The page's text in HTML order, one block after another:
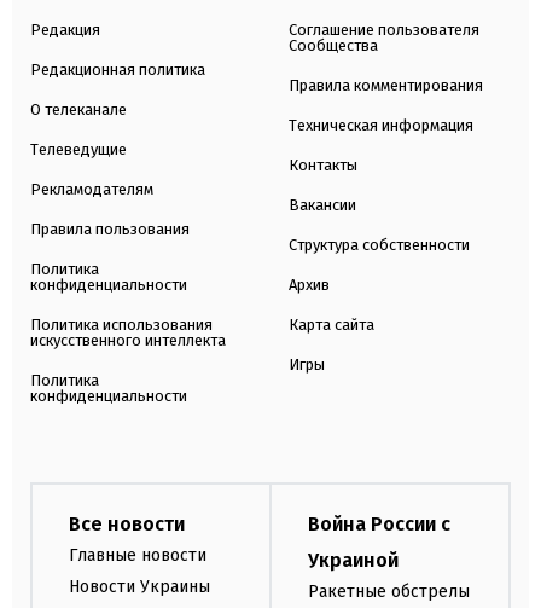
Редакция
Редакционная политика
О телеканале
Телеведущие
Рекламодателям
Правила пользования
Политика
конфиденциальности
Политика использования
искусственного интеллекта
Политика
конфиденциальности
Соглашение пользователя
Сообщества
Правила комментирования
Техническая информация
Контакты
Вакансии
Структура собственности
Архив
Карта сайта
Игры
Все новости
Главные новости
Новости Украины
Война России с
Украиной
Ракетные обстрелы